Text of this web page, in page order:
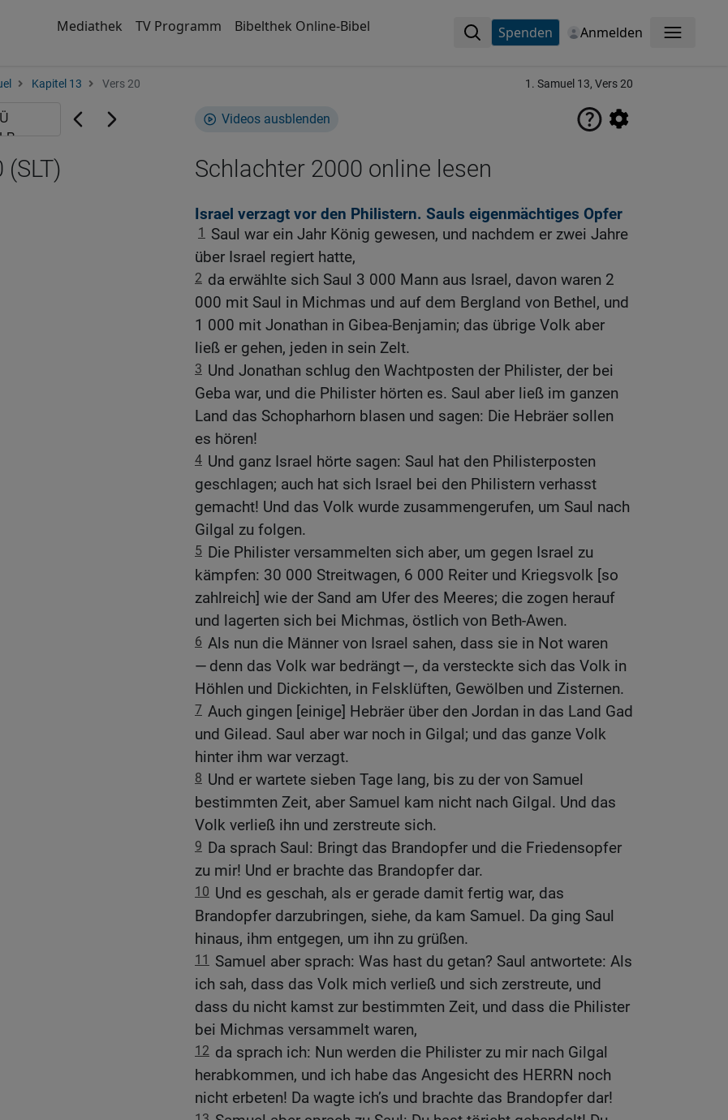
Mediathek TV Programm Bibelthek Online-Bibel Spenden Anmelden Menü
Kapitel 13 Vers 20 1. Samuel 13, Vers 20
Videos ausblenden
Schlachter 2000 online lesen
Israel verzagt vor den Philistern. Sauls eigenmächtiges Opfer
1
Saul war ein Jahr König gewesen, und nachdem er zwei Jahre
über Israel regiert hatte,
2 da erwählte sich Saul 3 000 Mann aus Israel, davon waren 2
000 mit Saul in Michmas und auf dem Bergland von Bethel, und
1 000 mit Jonathan in Gibea-Benjamin; das übrige Volk aber
ließ er gehen, jeden in sein Zelt.
3 Und Jonathan schlug den Wachtposten der Philister, der bei
Geba war, und die Philister hörten es. Saul aber ließ im ganzen
Land das Schopharhorn blasen und sagen: Die Hebräer sollen
es hören!
4 Und ganz Israel hörte sagen: Saul hat den Philisterposten
geschlagen; auch hat sich Israel bei den Philistern verhasst
gemacht! Und das Volk wurde zusammengerufen, um Saul nach
Gilgal zu folgen.
5 Die Philister versammelten sich aber, um gegen Israel zu
kämpfen: 30 000 Streitwagen, 6 000 Reiter und Kriegsvolk [so
zahlreich] wie der Sand am Ufer des Meeres; die zogen herauf
und lagerten sich bei Michmas, östlich von Beth-Awen.
6 Als nun die Männer von Israel sahen, dass sie in Not waren
— denn das Volk war bedrängt —, da versteckte sich das Volk in
Höhlen und Dickichten, in Felsklüften, Gewölben und Zisternen.
7 Auch gingen [einige] Hebräer über den Jordan in das Land Gad
und Gilead. Saul aber war noch in Gilgal; und das ganze Volk
hinter ihm war verzagt.
8 Und er wartete sieben Tage lang, bis zu der von Samuel
bestimmten Zeit, aber Samuel kam nicht nach Gilgal. Und das
Volk verließ ihn und zerstreute sich.
9 Da sprach Saul: Bringt das Brandopfer und die Friedensopfer
zu mir! Und er brachte das Brandopfer dar.
10 Und es geschah, als er gerade damit fertig war, das
Brandopfer darzubringen, siehe, da kam Samuel. Da ging Saul
hinaus, ihm entgegen, um ihn zu grüßen.
11
Samuel aber sprach: Was hast du getan? Saul antwortete: Als
ich sah, dass das Volk mich verließ und sich zerstreute, und
dass du nicht kamst zur bestimmten Zeit, und dass die Philister
bei Michmas versammelt waren,
12 da sprach ich: Nun werden die Philister zu mir nach Gilgal
herabkommen, und ich habe das Angesicht des HERRN noch
nicht erbeten! Da wagte ich’s und brachte das Brandopfer dar!